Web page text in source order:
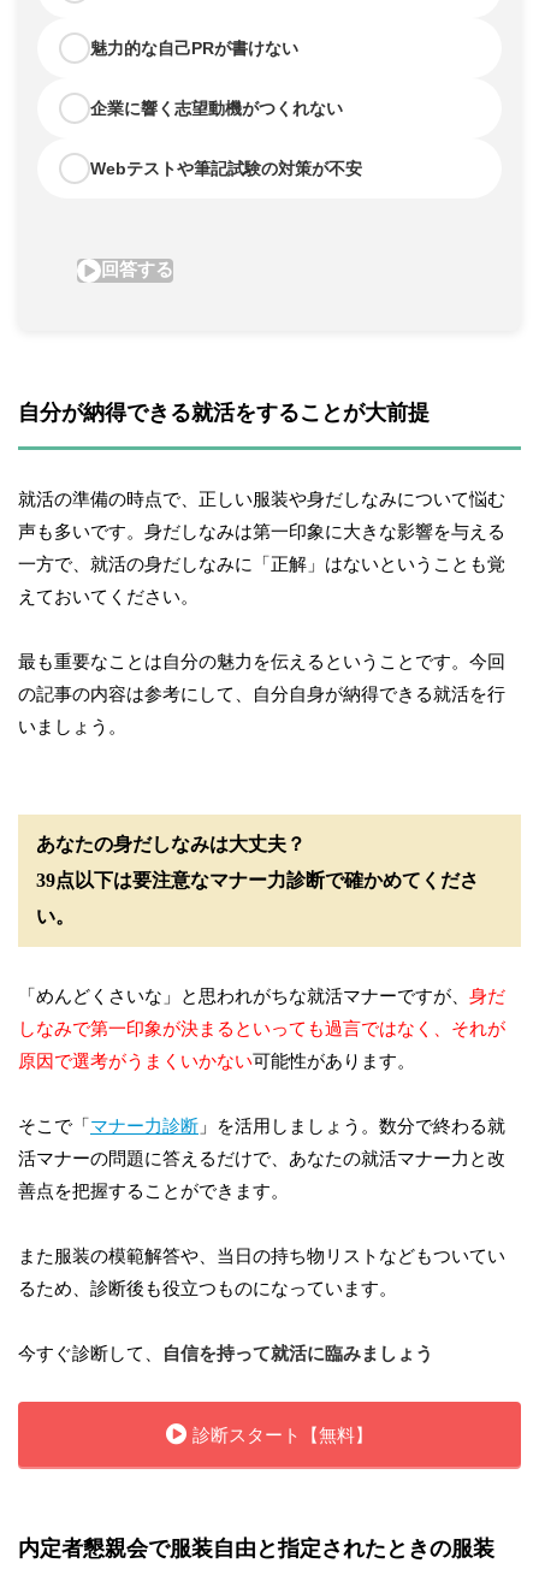
自分が納得できる就活をすることが大前提
就活の準備の時点で、正しい服装や身だしなみについて悩む
声も多いです。身だしなみは第一印象に大きな影響を与える
一方で、就活の身だしなみに「正解」はないということも覚
えておいてください。
最も重要なことは自分の魅力を伝えるということです。今回
の記事の内容は参考にして、自分自身が納得できる就活を行
いましょう。
あなたの身だしなみは大丈夫？
39点以下は要注意なマナー力診断で確かめてくださ
い。
「めんどくさいな」と思われがちな就活マナーですが、 身だ
しなみで第一印象が決まるといっても過言ではなく、それが
原因で選考がうまくいかない可能性があります。
そこで「マナー力診断 」を活用しましょう。数分で終わる就
活マナーの問題に答えるだけで、あなたの就活マナー力と改
善点を把握することができます。
また服装の模範解答や、当日の持ち物リストなどもついてい
るため、診断後も役立つものになっています。
今すぐ診断して、 自信を持って就活に臨みましょう
診断スタート【無料】
内定者懇親会で服装自由と指定されたときの服装